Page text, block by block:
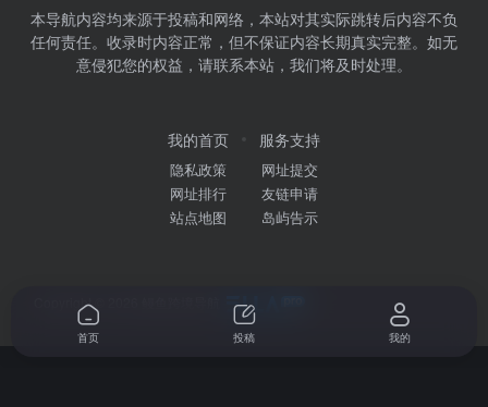
本导航内容均来源于投稿和网络，本站对其实际跳转后内容不负
任何责任。收录时内容正常，但不保证内容长期真实完整。如无
意侵犯您的权益，请联系本站，我们将及时处理。
我的首页
隐私政策
网址排行
站点地图
服务支持
网址提交
友链申请
岛屿告示
Copyright © 2026
首页 投稿 我的